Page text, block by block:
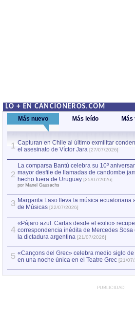
LO + EN CANCIONEROS.COM
Más nuevo Más leído Más
1 Capturan en Chile al último exmilitar
el asesinato de Víctor Jara [27/07/2026]
2
La comparsa Bantú celebra su 10º
mayor desfile de llamadas de candombe
hecho fuera de Uruguay [25/07/2026]
por Manel Gausachs
3 Margarita Laso lleva la música ecuatoriana
de Músicas [22/07/2026]
4
«Pájaro azul. Cartas desde el exilio»
correspondencia inédita de Mercedes Sosa
la dictadura argentina [21/07/2026]
5 «Cançons del Grec» celebra medio siglo
en una noche única en el Teatre Grec [21/
PUBLICIDAD